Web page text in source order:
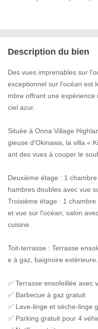
Description du bien
Des vues imprenables sur
exceptionnel sur l'océan est
mbre offrant une
ciel azur.
Située à Onna Village
gieuse d'Okinawa, la villa «
ant des vues à couper le
Deuxième étage : 1
hambres doubles avec vue
Troisième étage : 1
et vue sur l'océan, salon
cuisine.
Toit-terrasse : Terrasse
e à gaz, baignoire extérieure.
✅ Terrasse ensoleillée avec
✅ Barbecue à gaz gratuit
✅ Lave-linge et sèche-linge
✅ Parking gratuit pour 4